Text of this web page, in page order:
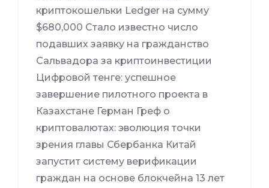
криптокошельки Ledger на сумму
$680,000 Стало известно число
подавших заявку на гражданство
Сальвадора за криптоинвестиции
Цифровой тенге: успешное
завершение пилотного проекта в
Казахстане Герман Греф о
криптовалютах: эволюция точки
зрения главы Сбербанка Китай
запустит систему верификации
граждан на основе блокчейна 13 лет